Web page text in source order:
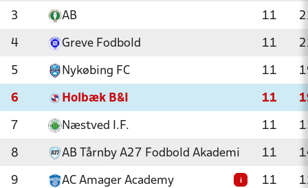
3 AB 11
4 Greve Fodbold 11
5 Nykøbing FC 11
6 Holbæk B&I 11
7 Næstved I.F. 11
8 AB Tårnby A27 Fodbold Akademi 11
9 AC Amager Academy i 11